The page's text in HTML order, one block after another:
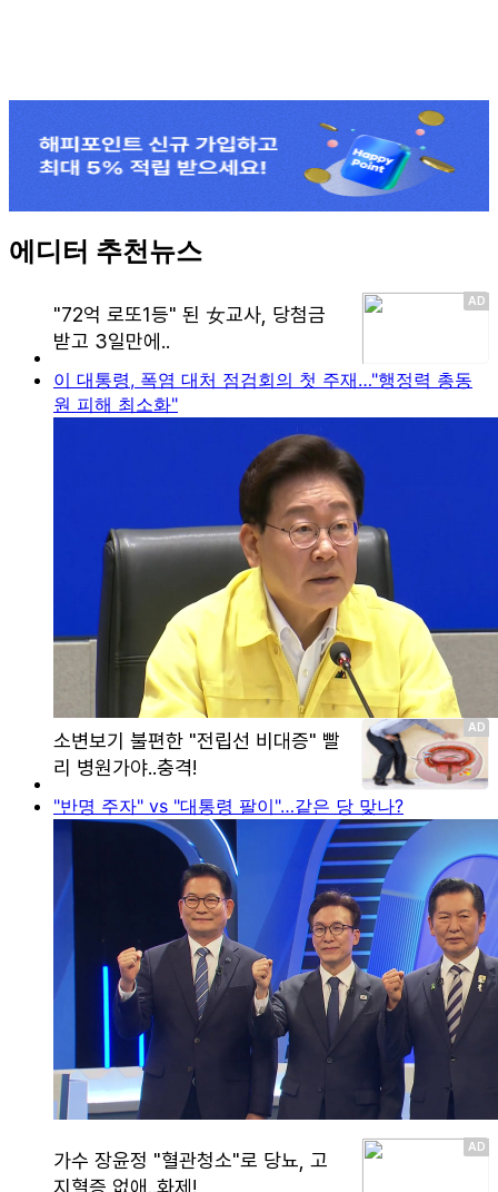
에디터 추천뉴스
이 대통령, 폭염 대처 점검회의 첫 주재…"행정력 총동
원 피해 최소화"
"반명 주자" vs "대통령 팔이"…같은 당 맞나?